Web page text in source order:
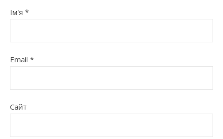
Ім'я *
Email *
Сайт